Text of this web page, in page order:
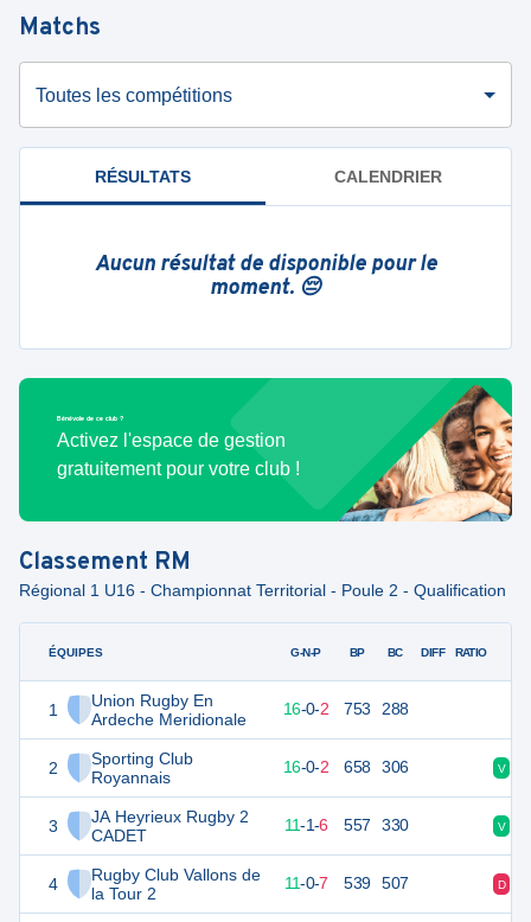
Matchs
Toutes les compétitions
RÉSULTATS CALENDRIER
Aucun résultat de disponible pour le
moment. 😔
Bénévole de ce club ?
Activez l'espace de gestion
gratuitement pour votre club !
Classement RM
Régional 1 U16 - Championnat Territorial - Poule 2 - Qualification
ÉQUIPES
1
Union Rugby En
Ardeche Meridionale
2
Sporting Club
Royannais
3
JA Heyrieux Rugby 2
CADET
4
Rugby Club Vallons de
la Tour 2
G-N-P BP BC DIFF RATIO
77 16-0-2 753 288
16-0-2 658 306 V
57 18 11-1-6 557 330 V
49 18 11-0-7 539 507 D